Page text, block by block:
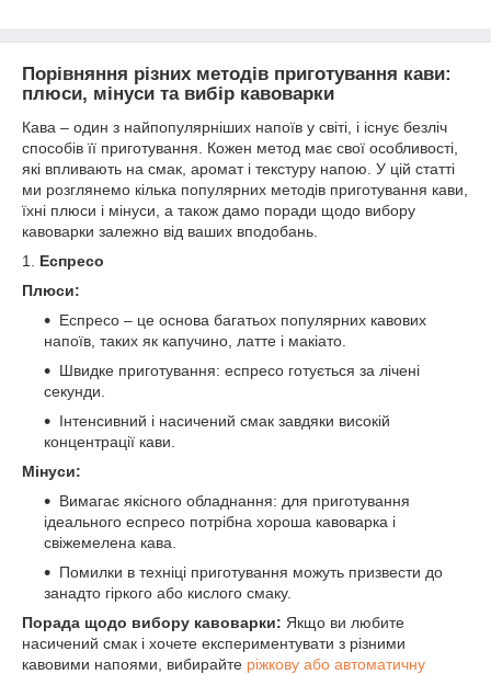
Порівняння різних методів приготування кави:
плюси, мінуси та вибір кавоварки
Кава – один з найпопулярніших напоїв у світі, і існує безліч
способів її приготування. Кожен метод має свої особливості,
які впливають на смак, аромат і текстуру напою. У цій статті
ми розглянемо кілька популярних методів приготування кави,
їхні плюси і мінуси, а також дамо поради щодо вибору
кавоварки залежно від ваших вподобань.
1. Еспресо
Плюси:
Еспресо – це основа багатьох популярних кавових
напоїв, таких як капучино, латте і макіато.
Швидке приготування: еспресо готується за лічені
секунди.
Інтенсивний і насичений смак завдяки високій
концентрації кави.
Мінуси:
Вимагає якісного обладнання: для приготування
ідеального еспресо потрібна хороша кавоварка і
свіжемелена кава.
Помилки в техніці приготування можуть призвести до
занадто гіркого або кислого смаку.
Порада щодо вибору кавоварки: Якщо ви любите
насичений смак і хочете експериментувати з різними
кавовими напоями, вибирайте ріжкову або автоматичну